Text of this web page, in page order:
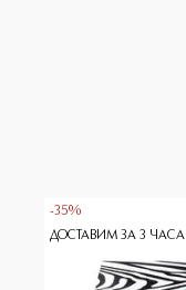
-35%
ДОСТАВИМ ЗА 3 ЧАСА